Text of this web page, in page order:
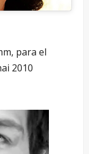
para el
2010